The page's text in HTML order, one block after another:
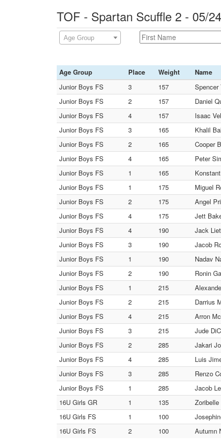
TOF - Spartan Scuffle 2 - 05/
Age Group
Age Group Place Weight
Name
Junior Boys FS
3 157
Spencer
Junior Boys FS
2 157
Daniel
Junior Boys FS
4 157
Isaac
Junior Boys FS
3 165
Khalil
Junior Boys FS
2 165
Cooper
Junior Boys FS
4 165
Peter
Junior Boys FS
1 165
Junior Boys FS
1 175
Miguel
Junior Boys FS
2 175
Angel
Junior Boys FS
4 175
Jett
Junior Boys FS
4 190
Jack
Junior Boys FS
3 190
Jacob
Junior Boys FS
1 190
Nadav
Junior Boys FS
2 190
Ronin
Junior Boys FS
1 215
Junior Boys FS
2 215
Darrius
Junior Boys FS
4 215
Arron
Junior Boys FS
3 215
Jude
Junior Boys FS
2 285
Jakari
Junior Boys FS
4 285
Luis
Junior Boys FS
3 285
Renzo
Junior Boys FS
1 285
Jacob
16U Girls GR
1 135
16U Girls FS
1 100
16U Girls FS
2 100 Autumn